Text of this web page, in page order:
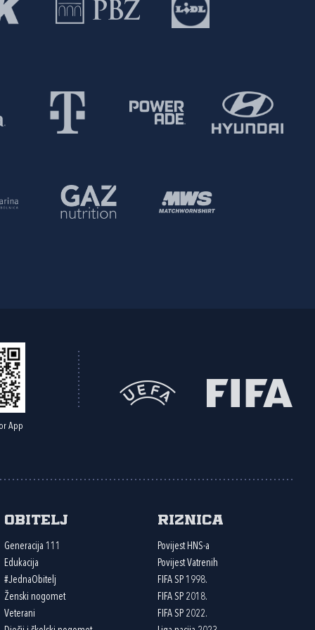
App
Obitelj
Generacija 111
Edukacija
#JednaObitelj
Ženski nogomet
Veterani
Riznica
Povijest HNS-a
Povijest Vatrenih
FIFA SP 1998.
FIFA SP 2018.
FIFA SP 2022.